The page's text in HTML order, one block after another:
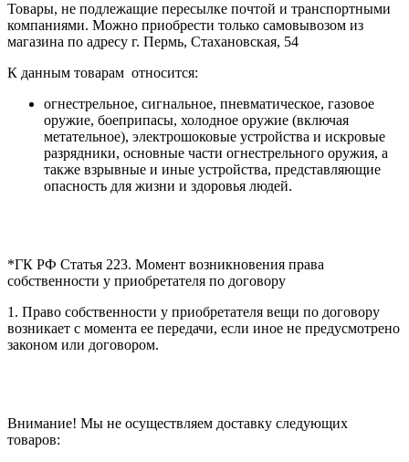
Товары, не подлежащие пересылке почтой и транспортными
компаниями. Можно приобрести только самовывозом из
магазина по адресу г. Пермь, Стахановская, 54
К данным товарам относится:
огнестрельное, сигнальное, пневматическое, газовое
оружие, боеприпасы, холодное оружие (включая
метательное), электрошоковые устройства и искровые
разрядники, основные части огнестрельного оружия, а
также взрывные и иные устройства, представляющие
опасность для жизни и здоровья людей.
*ГК РФ Статья 223. Момент возникновения права
собственности у приобретателя по договору
1. Право собственности у приобретателя вещи по договору
возникает с момента ее передачи, если иное не предусмотрено
законом или договором.
Внимание! Мы не осуществляем доставку следующих
товаров: